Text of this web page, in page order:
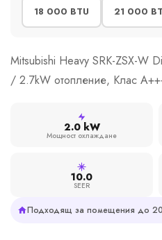
18 000 BTU 21 000
Mitsubishi Heavy SRK-ZSX-W
/ 2.7kW отопление, Клас
2.0 kW
Мощност охлаждане
10.0
SEER
Подходящ за помещения до 20